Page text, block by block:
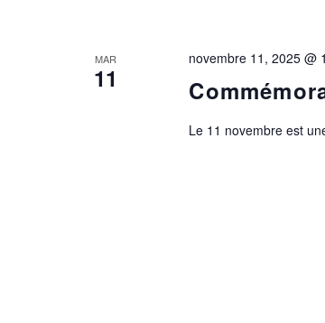
MAR
11
novembre 11, 2025 @
Le 11 novembre est